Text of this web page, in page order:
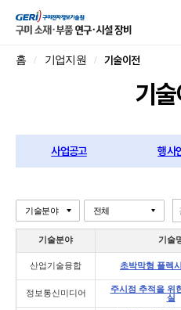
홈 기업지원 기술이전
기
사업공고 행사
기술분야 기술
산업기술융합 초박막형 플렉
정보통신미디어
주시점 추적을 위
실